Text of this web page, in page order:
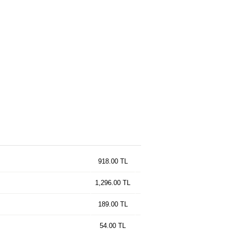
918.00 TL
1,296.00 TL
189.00 TL
54.00 TL